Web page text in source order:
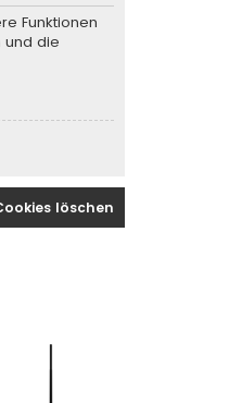
Funktionen
und die
löschen